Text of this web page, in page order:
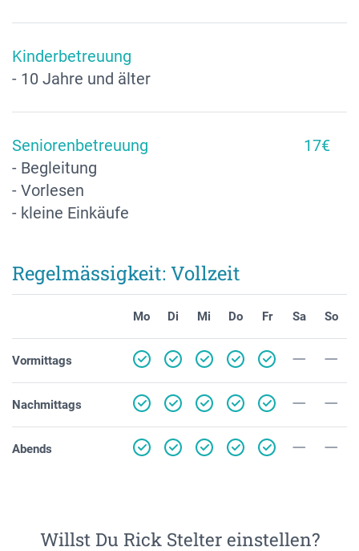
Kinderbetreuung
- 10 Jahre und älter
Seniorenbetreuung
- Begleitung
- Vorlesen
- kleine Einkäufe
17€
Regelmässigkeit: Vollzeit
Mo Di Mi Do Fr Sa So
Vormittags
Nachmittags
Abends
Willst Du Rick Stelter einstellen?